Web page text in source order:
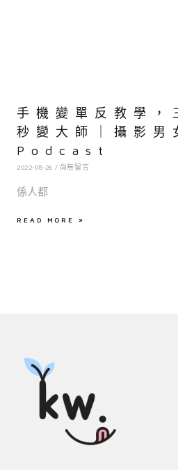
手機變單反教學，
秒變大師｜攝影男
Podcast
2022-08-26 尚無留言
係人都
READ MORE »